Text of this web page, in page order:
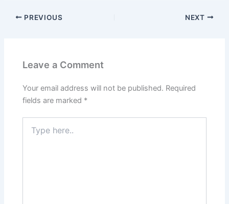
PREVIOUS NEXT
Leave a Comment
Your email address will not be published. Required
fields are marked *
here..